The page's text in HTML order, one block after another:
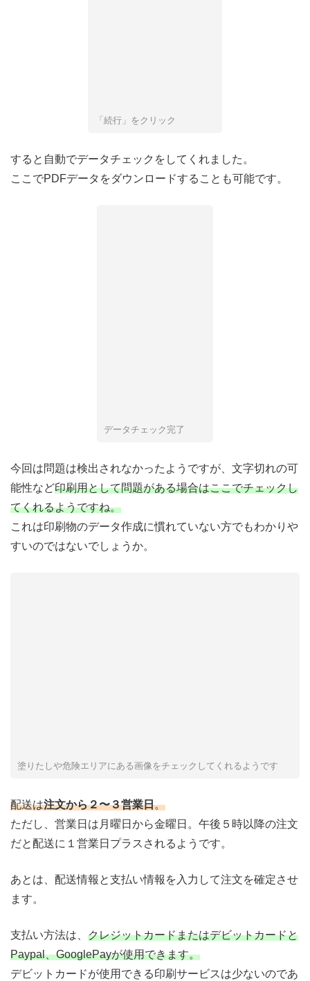
「続行」をクリック
すると自動でデータチェックをしてくれました。
ここでPDFデータをダウンロードすることも可能です。
データチェック完了
今回は問題は検出されなかったようですが、文字切れの可
能性など印刷用として問題がある場合はここでチェックし
てくれるようですね。
これは印刷物のデータ作成に慣れていない方でもわかりや
すいのではないでしょうか。
塗りたしや危険エリアにある画像をチェックしてくれるようです
配送は注文から２〜３営業日。
ただし、営業日は月曜日から金曜日。午後５時以降の注文
だと配送に１営業日プラスされるようです。
あとは、配送情報と支払い情報を入力して注文を確定させ
ます。
支払い方法は、 クレジットカードまたはデビットカードと
Paypal、GooglePayが使用できます。
デビットカードが使用できる印刷サービスは少ないのであ